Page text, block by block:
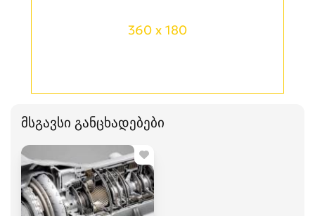
360 x 180
მსგავსი განცხადებები